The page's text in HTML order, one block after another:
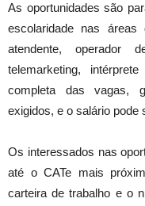
As oportunidades são
escolaridade nas áreas
atendente, operador
telemarketing,
completa das vagas,
exigidos, e o salário pode
Os interessados nas
até o CATe mais
carteira de trabalho e o